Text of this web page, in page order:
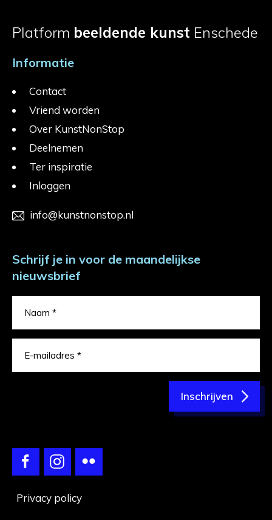
Platform beeldende kunst Enschede
Informatie
Contact
Vriend worden
Over KunstNonStop
Deelnemen
Ter inspiratie
Inloggen
info@kunstnonstop.nl
Schrijf je in voor de maandelijkse
nieuwsbrief
Inschrijven
Privacy policy